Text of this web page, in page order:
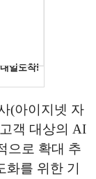
(아이지넷 자
객 대상의 AI
으로 확대 추
화를 위한 기